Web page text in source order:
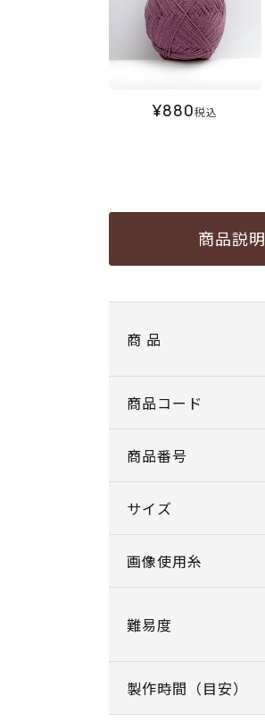
¥880税込
商品説明
商 品
商品コード
商品番号
サイズ
画像使用糸
難易度
製作時間（目安）